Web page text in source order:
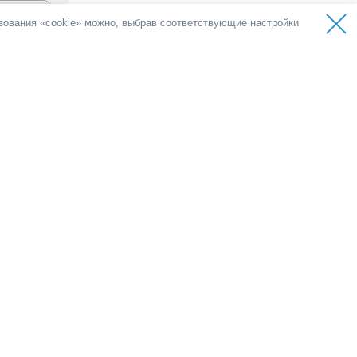
«cookie» можно, выбрав соответствующие настройки